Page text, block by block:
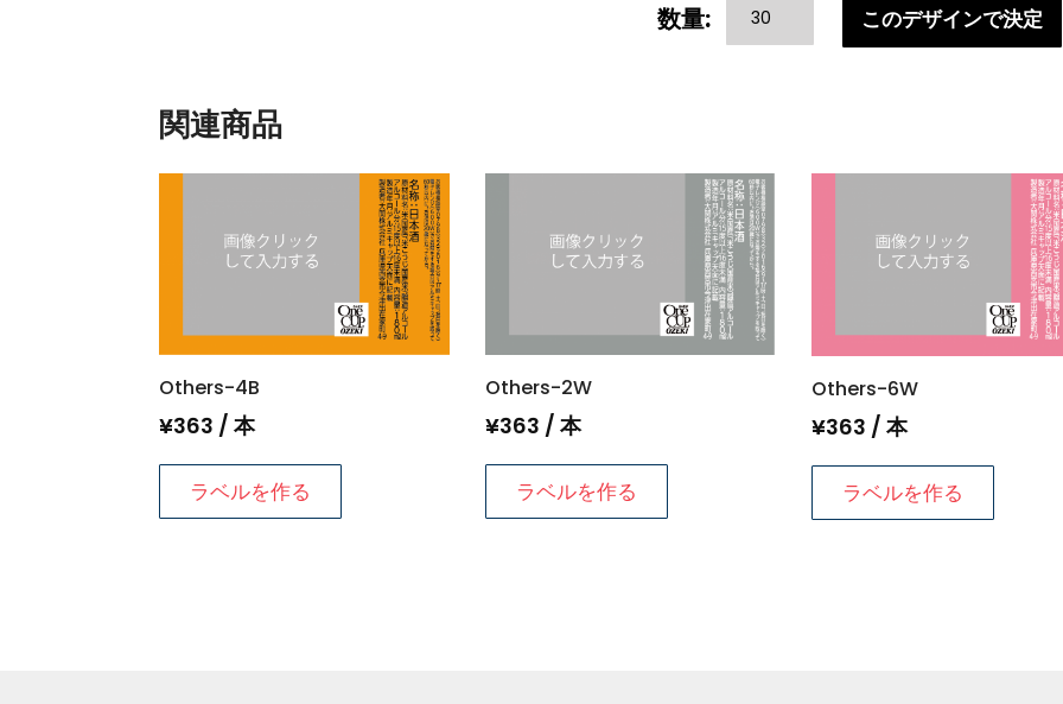
数量: このデザインで決定
関連商品
Others-4B
¥363 / 本
ラベルを作る
Others-2W
¥363 / 本
ラベルを作る
Others-6W
¥363 / 本
ラベルを作る